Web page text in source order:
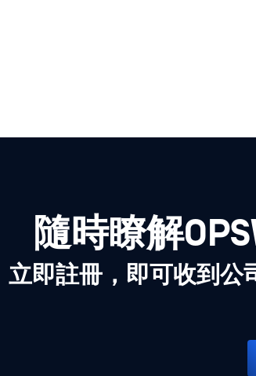
隨時瞭解
立即註冊，即可收到公